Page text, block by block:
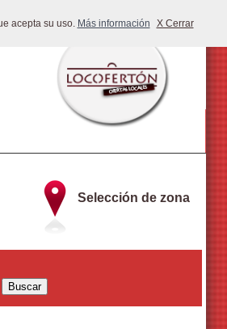
acepta su uso. Más información X Cerrar
Selección de zona